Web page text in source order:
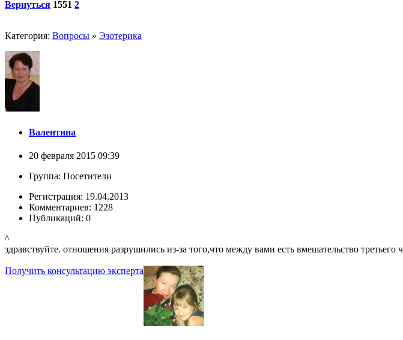
Вернуться 1551 2
Категория: Вопросы » Эзотерика
Валентина
20 февраля 2015 09:39
Группа: Посетители
Регистрация: 19.04.2013
Комментариев: 1228
Публикаций: 0
^
здравствуйте. отношения разрушились из-за того,что между вами есть вмешательство
Получить консультацию эксперта